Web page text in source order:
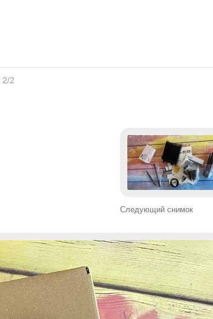
2/2
Следующий снимок